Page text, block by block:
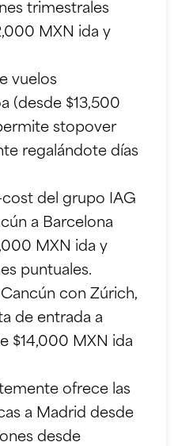
trimestrales
MXN ida y
vuelos
(desde $13,500
stopover
regalándote días
del grupo IAG
a Barcelona
MXN ida y
puntuales.
con Zúrich,
de entrada a
$14,000 MXN ida
ofrece las
a Madrid desde
desde